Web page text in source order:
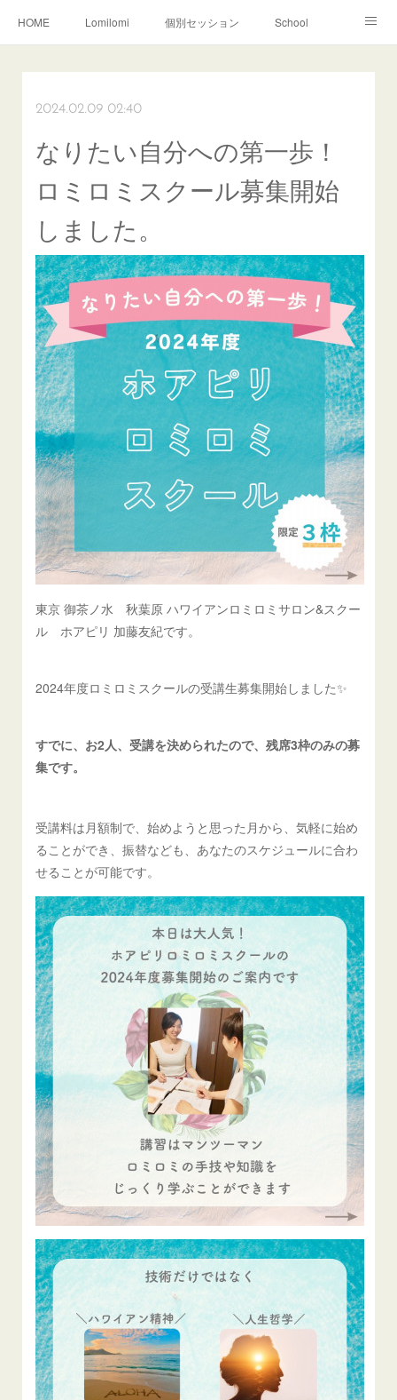
HOME Lomilomi 個別セッション School
School無料説明会
2024.02.09 02:40
なりたい自分への第一歩！
ロミロミスクール募集開始
しました。
東京 御茶ノ水 秋葉原 ハワイアンロミロミサロン&スクー
ル ホアピリ 加藤友紀です。
2024年度ロミロミスクールの受講生募集開始しました✨
すでに、お2人、受講を決められたので、残席3枠のみの募
集です。
受講料は月額制で、始めようと思った月から、気軽に始め
ることができ、振替なども、あなたのスケジュールに合わ
せることが可能です。